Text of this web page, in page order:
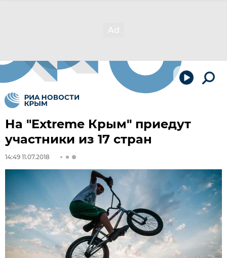
На "Extreme Крым" приедут
участники из 17 стран
14:49 11.07.2018